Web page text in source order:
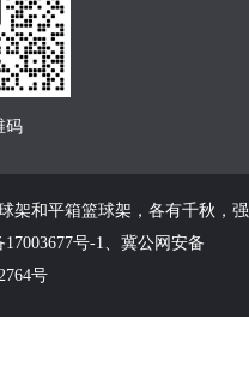
码
架和平箱篮球架 ，各有千秋，强
号-1
冀公网安备
号